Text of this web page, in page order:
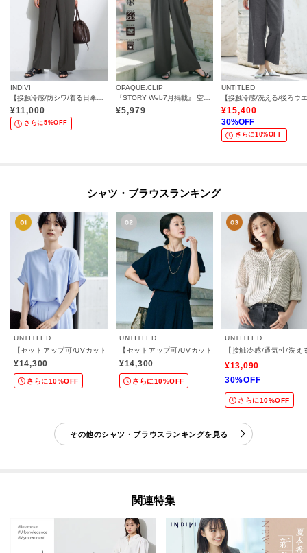
INDIVI
【接触冷感/防シワ/着る日傘】イージーワイドパンツ
¥11,000
さらに5%OFF
OPAQUE.CLIP
『STORY Web7月掲載』 空気パンツ《接触冷感／UVケア／吸水速乾／防シワ／洗濯機OK》
¥5,979
UNTITLED
¥15,400
30%OFF
さらに10%OFF
シャツ・ブラウスランキング
UNTITLED
【セットアップ可/UVカット/接触冷感/UVカット】リラクシーキーVネックブラウス
¥14,300
さらに10%OFF
UNTITLED
【セットアップ可/UVカット/前後2WAY】リラクシーフ
¥14,300
さらに10%OFF
UNTITLED
【接触冷感/通気性/洗
¥13,090
30%OFF
さらに10%OFF
その他のシャツ・ブラウスランキングを見る
関連特集